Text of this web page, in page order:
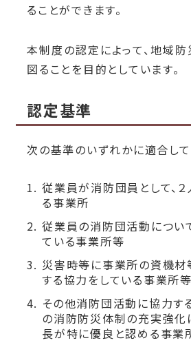
ることができます。
本制度の認定によって、地域
図ることを目的としています。
認定基準
次の基準のいずれかに適合し
従業員が消防団員として、
る事業所
従業員の消防団活動につい
ている事業所等
災害時等に事業所の資機
する協力をしている事業所等
その他消防団活動に協力す
の消防防災体制の充実強化
長が特に優良と認める事業